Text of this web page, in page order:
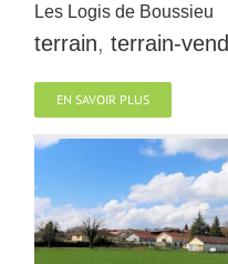
Les Logis de Boussieu
terrain, terrain-
EN SAVOIR PLUS